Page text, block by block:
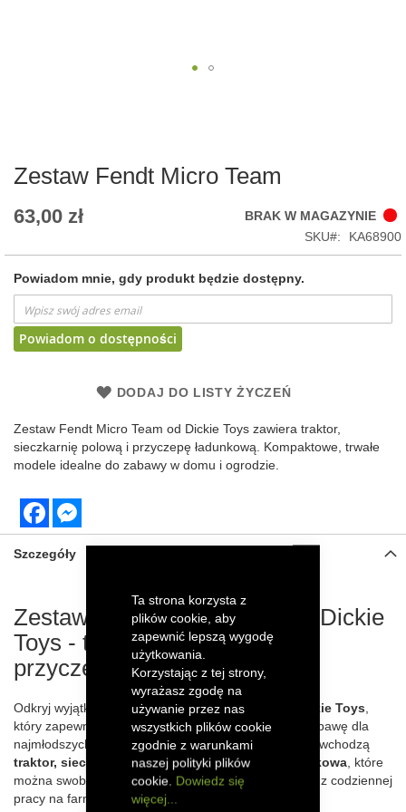
Ta strona korzysta z
plików cookie, aby
zapewnić lepszą wygodę
użytkowania.
Korzystając z tej strony,
wyrażasz zgodę na
używanie przez nas
wszystkich plików cookie
zgodnie z warunkami
naszej polityki plików
cookie. Dowiedz się
więcej...
the
gallery
Zestaw Fendt Micro Team
63,00 zł
BRAK W MAGAZYNIE
SKU
KA68900
Powiadom mnie, gdy produkt będzie dostępny.
Powiadom o dostępności
DODAJ DO LISTY ŻYCZEŃ
Zestaw Fendt Micro Team od Dickie Toys zawiera traktor,
sieczkarnię polową i przyczepę ładunkową. Kompaktowe, trwałe
modele idealne do zabawy w domu i ogrodzie.
Facebook
Szczegóły
Zestaw Fendt Micro Team od Dickie
Toys - traktor, sieczkarnia i
przyczepa
Odkryj wyjątkowy zestawFendt Micro Team od Dickie Toys
który zapewnia niekończącą się frajdę i kreatywną zabawę dla
najmłodszych miłośników rolnictwa. W skład zestawu wchodzą
traktor, sieczkarnia polowa oraz przyczepa ładunkowa , które
można swobodnie łączyć, tworząc realistyczne sceny z codziennej
pracy na farmie.